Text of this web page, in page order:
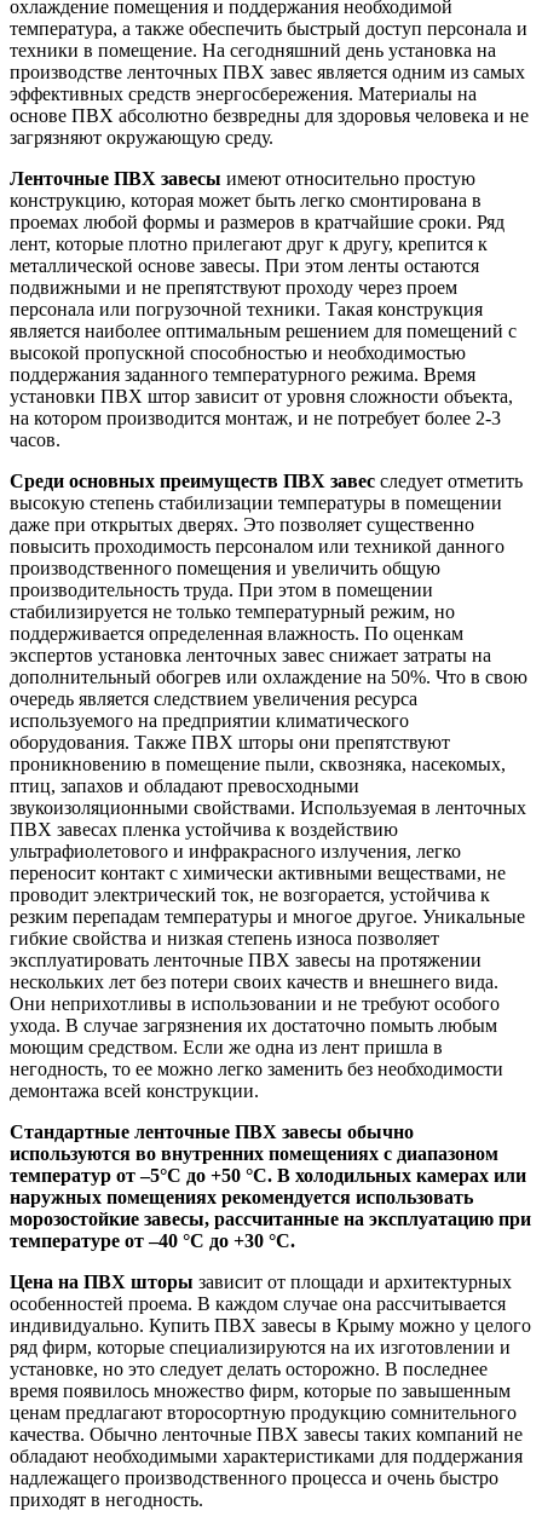
охлаждение помещения и поддержания необходимой
температура, а также обеспечить быстрый доступ персонала и
техники в помещение. На сегодняшний день установка на
производстве ленточных ПВХ завес является одним из самых
эффективных средств энергосбережения. Материалы на
основе ПВХ абсолютно безвредны для здоровья человека и не
загрязняют окружающую среду.
Ленточные ПВХ завесы имеют относительно простую
конструкцию, которая может быть легко смонтирована в
проемах любой формы и размеров в кратчайшие сроки. Ряд
лент, которые плотно прилегают друг к другу, крепится к
металлической основе завесы. При этом ленты остаются
подвижными и не препятствуют проходу через проем
персонала или погрузочной техники. Такая конструкция
является наиболее оптимальным решением для помещений с
высокой пропускной способностью и необходимостью
поддержания заданного температурного режима. Время
установки ПВХ штор зависит от уровня сложности объекта,
на котором производится монтаж, и не потребует более 2-3
часов.
Среди основных преимуществ ПВХ завес следует отметить
высокую степень стабилизации температуры в помещении
даже при открытых дверях. Это позволяет существенно
повысить проходимость персоналом или техникой данного
производственного помещения и увеличить общую
производительность труда. При этом в помещении
стабилизируется не только температурный режим, но
поддерживается определенная влажность. По оценкам
экспертов установка ленточных завес снижает затраты на
дополнительный обогрев или охлаждение на 50%. Что в свою
очередь является следствием увеличения ресурса
используемого на предприятии климатического
оборудования. Также ПВХ шторы они препятствуют
проникновению в помещение пыли, сквозняка, насекомых,
птиц, запахов и обладают превосходными
звукоизоляционными свойствами. Используемая в ленточных
ПВХ завесах пленка устойчива к воздействию
ультрафиолетового и инфракрасного излучения, легко
переносит контакт с химически активными веществами, не
проводит электрический ток, не возгорается, устойчива к
резким перепадам температуры и многое другое. Уникальные
гибкие свойства и низкая степень износа позволяет
эксплуатировать ленточные ПВХ завесы на протяжении
нескольких лет без потери своих качеств и внешнего вида.
Они неприхотливы в использовании и не требуют особого
ухода. В случае загрязнения их достаточно помыть любым
моющим средством. Если же одна из лент пришла в
негодность, то ее можно легко заменить без необходимости
демонтажа всей конструкции.
Стандартные ленточные ПВХ завесы обычно
используются во внутренних помещениях с диапазоном
температур от –5°C до +50 °C. В холодильных камерах или
наружных помещениях рекомендуется использовать
морозостойкие завесы, рассчитанные на эксплуатацию при
температуре от –40 °C до +30 °C.
Цена на ПВХ шторы зависит от площади и архитектурных
особенностей проема. В каждом случае она рассчитывается
индивидуально. Купить ПВХ завесы в Крыму можно у целого
ряд фирм, которые специализируются на их изготовлении и
установке, но это следует делать осторожно. В последнее
время появилось множество фирм, которые по завышенным
ценам предлагают второсортную продукцию сомнительного
качества. Обычно ленточные ПВХ завесы таких компаний не
обладают необходимыми характеристиками для поддержания
надлежащего производственного процесса и очень быстро
приходят в негодность.